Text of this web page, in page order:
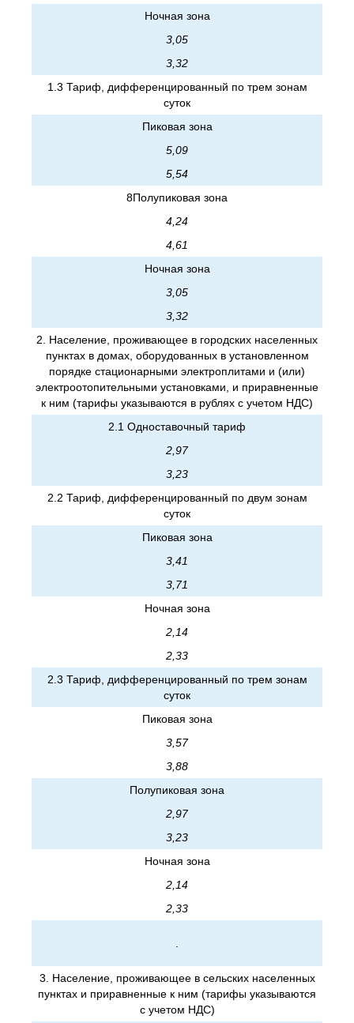
Ночная зона
3,05
3,32
1.3 Тариф, дифференцированный по трем зонам
суток
Пиковая зона
5,09
5,54
8Полупиковая зона
4,24
4,61
Ночная зона
3,05
3,32
2. Население, проживающее в городских населенных
пунктах в домах, оборудованных в установленном
порядке стационарными электроплитами и (или)
электроотопительными установками, и приравненные
к ним (тарифы указываются в рублях с учетом НДС)
2.1 Одноставочный тариф
2,97
3,23
2.2 Тариф, дифференцированный по двум зонам
суток
Пиковая зона
3,41
3,71
Ночная зона
2,14
2,33
2.3 Тариф, дифференцированный по трем зонам
суток
Пиковая зона
3,57
3,88
Полупиковая зона
2,97
3,23
Ночная зона
2,14
2,33
3. Население, проживающее в сельских населенных
пунктах и приравненные к ним (тарифы указываются
с учетом НДС)